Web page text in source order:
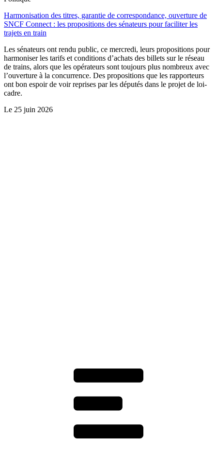
Harmonisation des titres, garantie de correspondance, ouverture de
SNCF Connect : les propositions des sénateurs pour faciliter les
trajets en train
Les sénateurs ont rendu public, ce mercredi, leurs propositions pour
harmoniser les tarifs et conditions d’achats des billets sur le réseau
de trains, alors que les opérateurs sont toujours plus nombreux avec
l’ouverture à la concurrence. Des propositions que les rapporteurs
ont bon espoir de voir reprises par les députés dans le projet de loi-
cadre.
Le 25 juin 2026